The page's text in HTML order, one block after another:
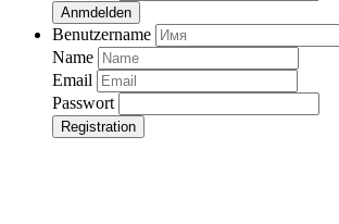
Anmdelden
Benutzername
Name
Email
Passwort
Registration